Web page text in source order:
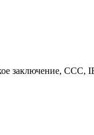
заключение, CCC,